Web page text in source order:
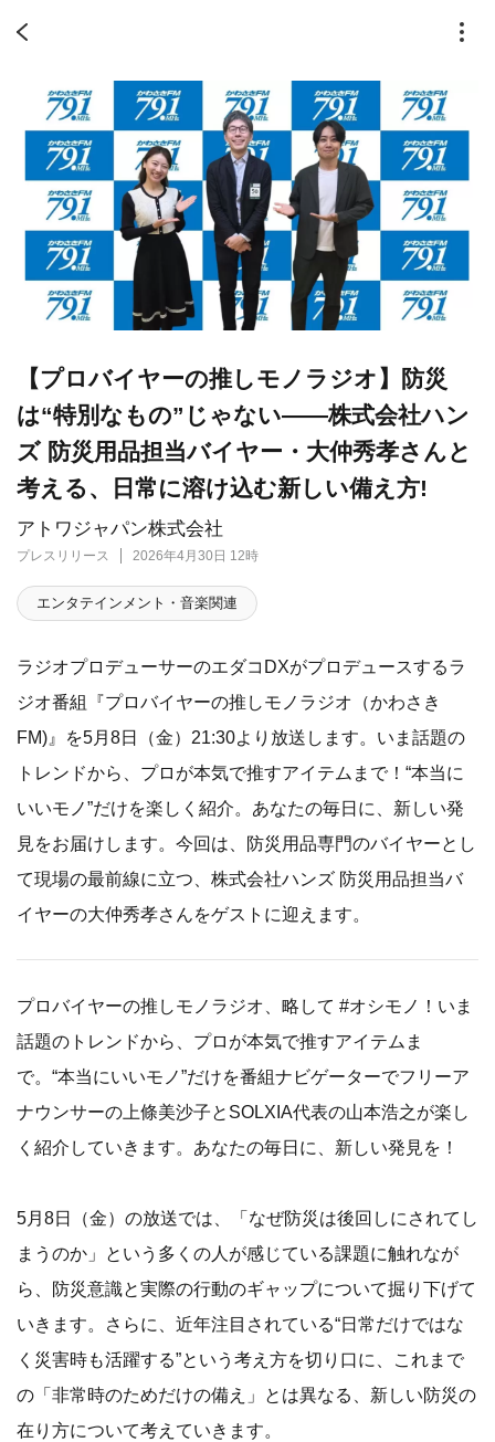
アトワジャパン株式会社
プレスリリース 2026年4月30日 12時
【プロバイヤーの推しモノラジオ】防災
は“特別なもの”じゃない――株式会社ハン
ズ 防災用品担当バイヤー・大仲秀孝さんと
考える、日常に溶け込む新しい備え方!
エンタテインメント・音楽関連
ラジオプロデューサーのエダコDXがプロデュースするラ
ジオ番組『プロバイヤーの推しモノラジオ（かわさき
FM)』を5月8日（金）21:30より放送します。いま話題の
トレンドから、プロが本気で推すアイテムまで！“本当に
いいモノ”だけを楽しく紹介。あなたの毎日に、新しい発
見をお届けします。今回は、防災用品専門のバイヤーとし
て現場の最前線に立つ、株式会社ハンズ 防災用品担当バ
イヤーの大仲秀孝さんをゲストに迎えます。
プロバイヤーの推しモノラジオ、略して #オシモノ！いま
話題のトレンドから、プロが本気で推すアイテムま
で。“本当にいいモノ”だけを番組ナビゲーターでフリーア
ナウンサーの上條美沙子とSOLXIA代表の山本浩之が楽し
く紹介していきます。あなたの毎日に、新しい発見を！
5月8日（金）の放送では、「なぜ防災は後回しにされてし
まうのか」という多くの人が感じている課題に触れなが
ら、防災意識と実際の行動のギャップについて掘り下げて
いきます。さらに、近年注目されている“日常だけではな
く災害時も活躍する”という考え方を切り口に、これまで
の「非常時のためだけの備え」とは異なる、新しい防災の
在り方について考えていきます。